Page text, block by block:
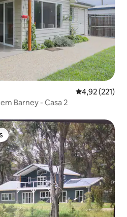
4,92 de uma
4,92 (221)
Barney - Casa 2
dos hóspedes